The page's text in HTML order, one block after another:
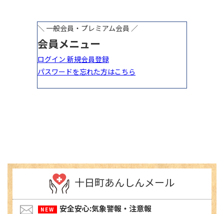
十日町あんしんメール
安全安心:気象警報・注意報